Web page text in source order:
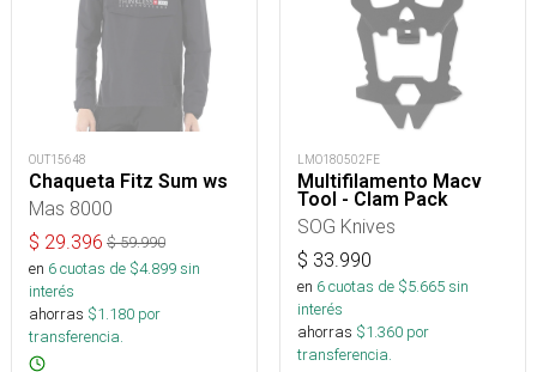
OUT15648
Chaqueta Fitz Sum ws
Mas 8000
$ 29.396 $59.990
en 6cuotas de $4.899sin
interés
ahorras $1.180 por
transferencia.
LMO180502FE
Multifilamento Macv
Tool - Clam Pack
SOG Knives
$ 33.990
en 6cuotas de $5.665sin
interés
ahorras $1.360 por
transferencia.